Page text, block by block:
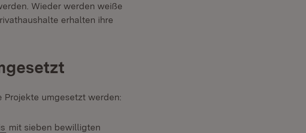
Wieder werden weiße
erhalten ihre
umgesetzt werden:
(Öffnet in neuem Fenster)
mit sieben bewilligten